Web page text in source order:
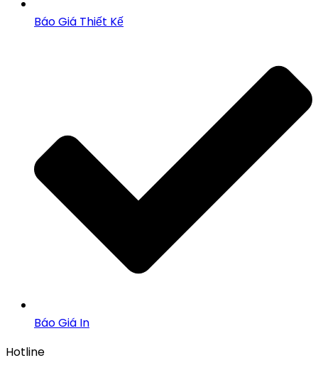
Báo Giá Thiết Kế
Báo Giá In
Hotline